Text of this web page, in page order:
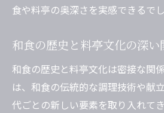
和食料亭の歴史を年代
和食料亭の発展を時系
和食と料亭の歴史を小
食や料亭の奥深さを実感できるでし
和食の歴史と料亭文化の深い
和食の歴史と料亭文化は密接な関
は、和食の伝統的な調理技術や献
代ごとの新しい要素を取り入れて